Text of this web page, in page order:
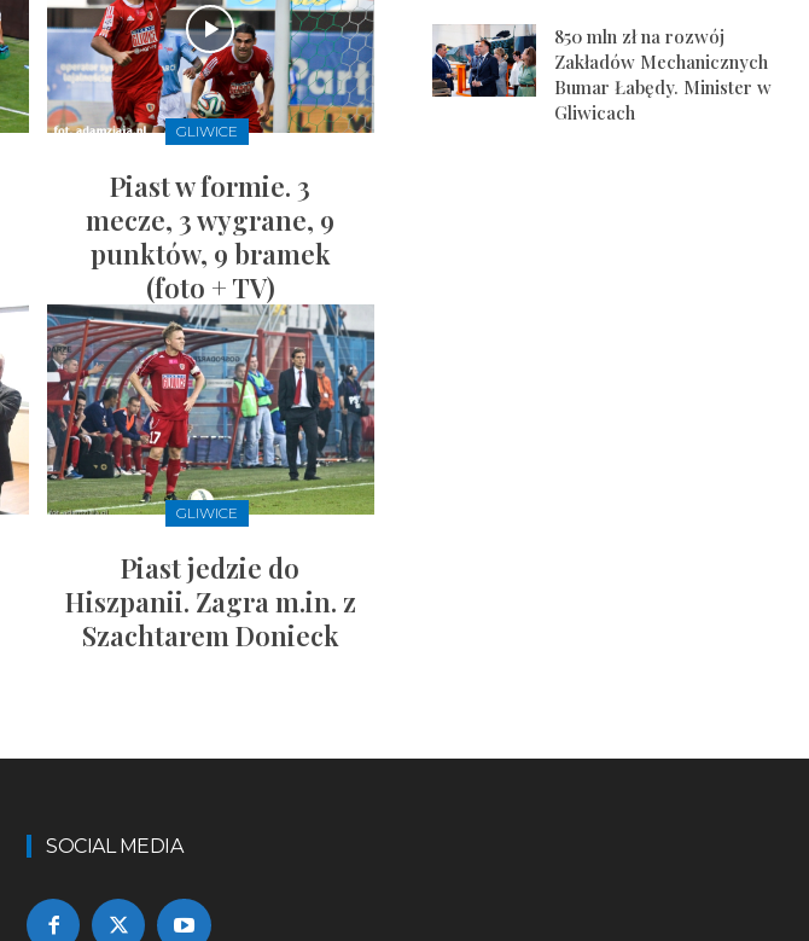
GLIWICE
Piast w formie. 3
mecze, 3 wygrane, 9
punktów, 9 bramek
(foto + TV)
GLIWICE
Piast jedzie do
Hiszpanii. Zagra m.in. z
Szachtarem Donieck
850 mln zł na rozwój
Zakładów Mechanicznych
Bumar Łabędy. Minister w
Gliwicach
SOCIAL MEDIA